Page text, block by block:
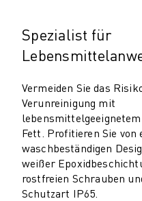
KUNSTSTOFFE
LAGERHALTUNG, LOGISTIK,
ALLE APPLIKATIONEN
5-ACHS-BEARBEITUNG
LICHTBOGENSCHWEISSEN
MONTAGE
CNC-SCHLEIFEN
CNC-FRÄSEN
Spezialist für
Vermeiden Sie das
Verunreinigung mit
Fett. Profitieren Sie von
waschbeständigen
weißer
rostfreien Schrauben
Schutzart IP65.